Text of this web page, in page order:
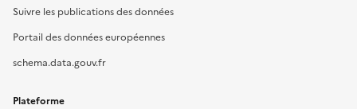
Suivre les publications des données
Portail des données européennes
schema.data.gouv.fr
Plateforme